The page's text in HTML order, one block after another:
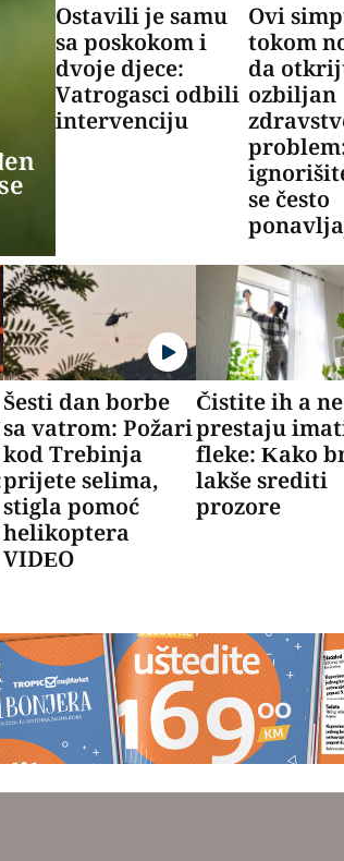
Ostavili je samu
sa poskokom i
dvoje djece:
Vatrogasci odbili
intervenciju
Ovi
tokom
da
ozbiljan
se često
Šesti dan borbe
sa vatrom: Požari
kod Trebinja
prijete selima,
stigla pomoć
helikoptera
VIDEO
Čistite ih a ne
prestaju
fleke: Kako
lakše srediti
prozore